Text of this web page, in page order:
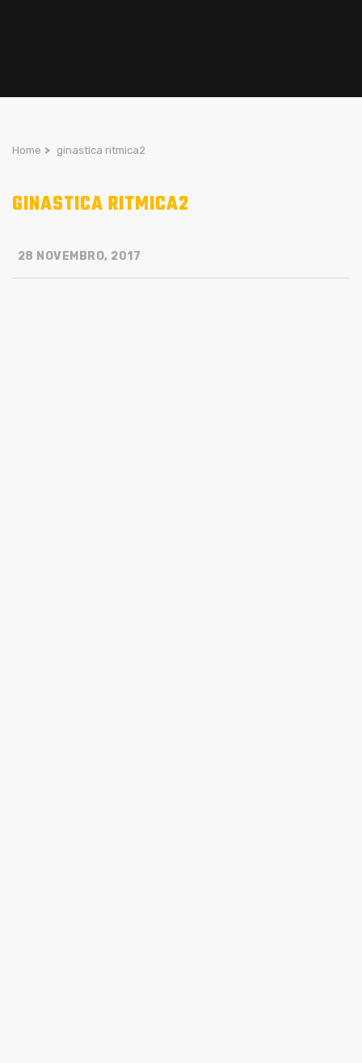
Home > ginastica ritmica2
GINASTICA RITMICA2
28 NOVEMBRO, 2017